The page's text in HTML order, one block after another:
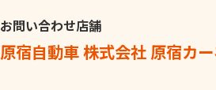
お問い合わせ店舗
原宿自動車 株式会社 原宿カ